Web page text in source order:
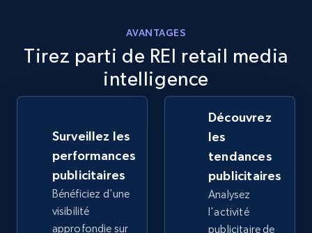
359+ Commencer
eBay - Collect records by category
URL, Product id, Title, Seller name, Seller rating,
Seller reviews, Breadcrumbs, Root category, and
more.
AVANTAGES
Tirez parti de REI retail media
intelligence
Surveillez les
performances
publicitaires
Bénéficiez d'une
visibilité
approfondie sur
Découvrez
les
tendances
publicitaires
Analysez
l'activité
publicitaire de